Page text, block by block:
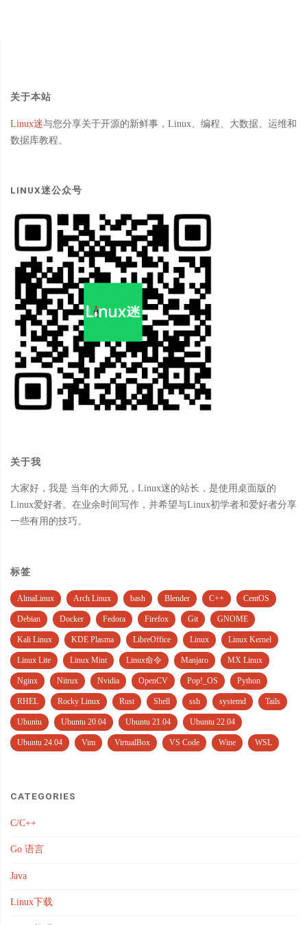
关于本站
Linux迷与您分享关于开源的新鲜事，Linux、编程、大数据、运维和
数据库教程。
LINUX迷公众号
关于我
大家好，我是 当年的大师兄，Linux迷的站长，是使用桌面版的
Linux爱好者。在业余时间写作，并希望与Linux初学者和爱好者分享
一些有用的技巧。
标签
AlmaLinux Arch Linux bash Blender C++ CentOS
Debian Docker Fedora Firefox Git GNOME
Kali Linux KDE Plasma LibreOffice Linux Linux Kernel
Linux Lite Linux Mint Linux命令 Manjaro MX Linux
Nginx Nitrux Nvidia OpenCV Pop!_OS Python
RHEL Rocky Linux Rust Shell ssh systemd Tails
Ubuntu Ubuntu 20.04 Ubuntu 21.04 Ubuntu 22.04
Ubuntu 24.04 Vim VirtualBox VS Code Wine WSL
CATEGORIES
C/C++
Go 语言
Java
Linux下载